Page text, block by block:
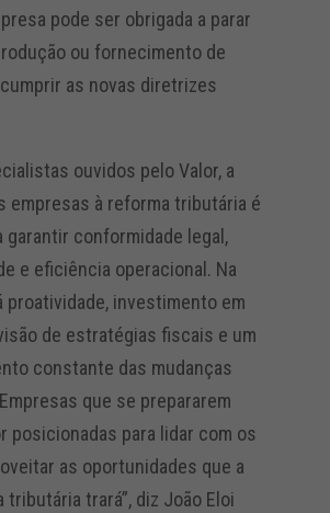
pode ser obrigada a parar
ou fornecimento de
as novas diretrizes
ouvidos pelo Valor, a
empresas à reforma tributária é
garantir conformidade legal,
e eficiência operacional. Na
proatividade, investimento em
de estratégias fiscais e um
constante das mudanças
que se prepararem
posicionadas para lidar com os
as oportunidades que a
trará”, diz João Eloi